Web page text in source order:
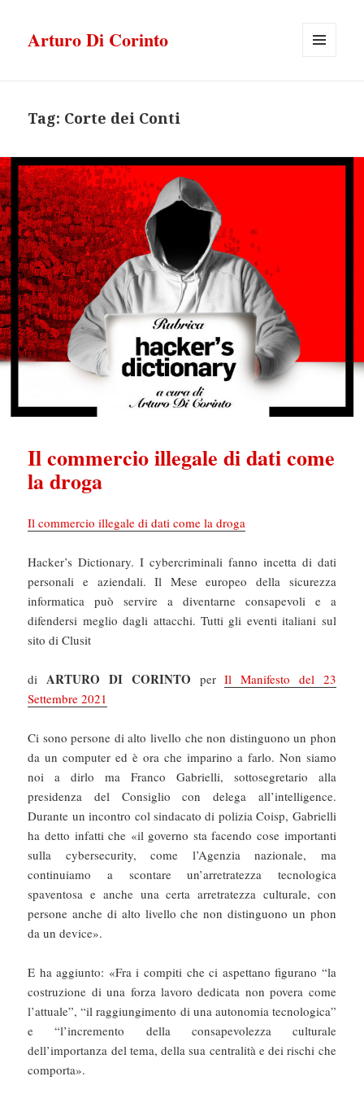
Arturo Di Corinto
Tag: Corte dei Conti
Il commercio illegale di dati come
la droga
Il commercio illegale di dati come la droga
Hacker’s Dictionary. I cybercriminali fanno incetta di dati
personali e aziendali. Il Mese europeo della sicurezza
informatica può servire a diventarne consapevoli e a
difendersi meglio dagli attacchi. Tutti gli eventi italiani sul
sito di Clusit
diARTURO DI CORINTO perIl Manifesto del 23
Settembre 2021
Ci sono persone di alto livello che non distinguono un phon
da un computer ed è ora che imparino a farlo. Non siamo
noi a dirlo ma Franco Gabrielli, sottosegretario alla
presidenza del Consiglio con delega all’intelligence.
Durante un incontro col sindacato di polizia Coisp, Gabrielli
ha detto infatti che «il governo sta facendo cose importanti
sulla cybersecurity, come l’Agenzia nazionale, ma
continuiamo a scontare un’arretratezza tecnologica
spaventosa e anche una certa arretratezza culturale, con
persone anche di alto livello che non distinguono un phon
da un device».
E ha aggiunto: «Fra i compiti che ci aspettano figurano “la
costruzione di una forza lavoro dedicata non povera come
l’attuale”, “il raggiungimento di una autonomia tecnologica”
e “l’incremento della consapevolezza culturale
dell’importanza del tema, della sua centralità e dei rischi che
comporta».